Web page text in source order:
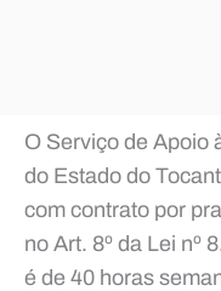
O Serviço de Apoio
do Estado do
com contrato por
no Art. 8º da Lei nº
é de 40 horas